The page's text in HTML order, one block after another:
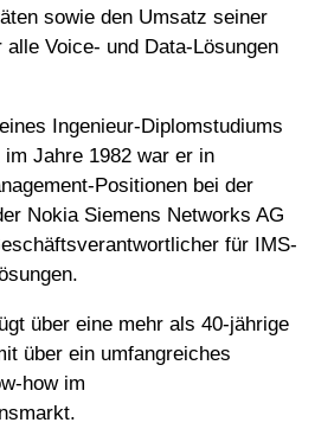
sowie den Umsatz seiner
Voice- und Data-Lösungen
Ingenieur-Diplomstudiums
Jahre 1982 war er in
Positionen bei der
Nokia Siemens Networks AG
für IMS-
über eine mehr als 40-jährige
über ein umfangreiches
how im